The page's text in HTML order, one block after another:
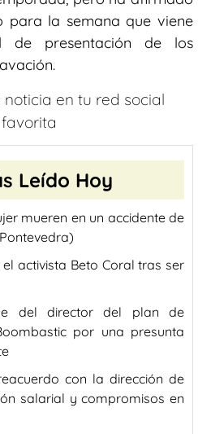
para la semana que viene
presentación de los
en tu red social
favorita
Leído Hoy
mueren en un accidente de
activista Beto Coral tras ser
del director del plan de
por una presunta
con la dirección de
salarial y compromisos en